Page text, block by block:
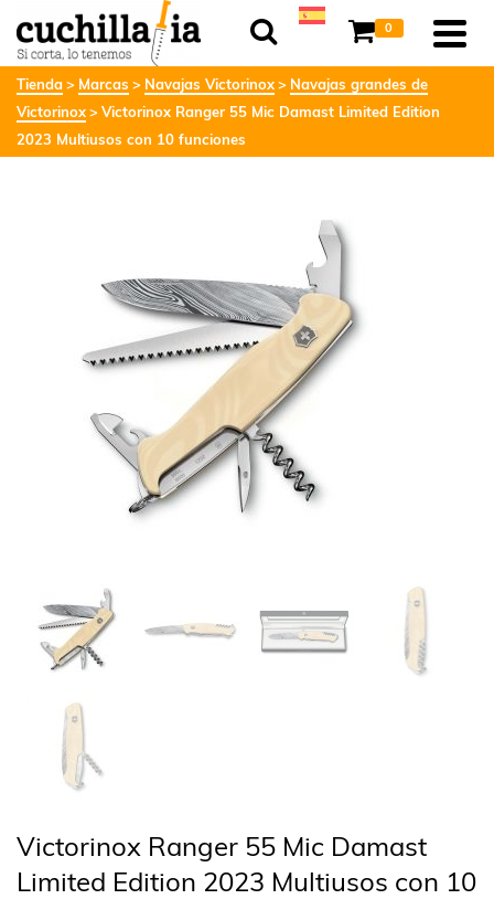
0
Tienda Marcas Navajas Victorinox
Navajas grandes de
Victorinox
Victorinox Ranger 55 Mic Damast Limited Edition
2023 Multiusos con 10 funciones
Victorinox Ranger 55 Mic Damast
Limited Edition 2023 Multiusos con 10